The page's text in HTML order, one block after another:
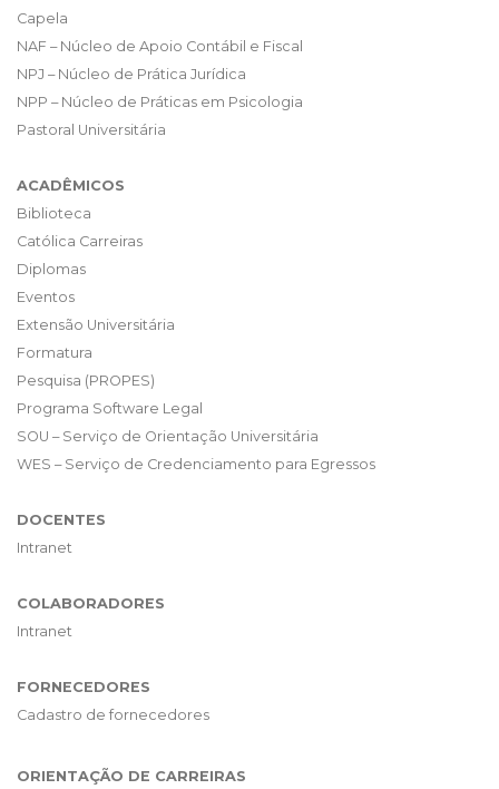
Capela
NAF – Núcleo de Apoio Contábil e Fiscal
NPJ – Núcleo de Prática Jurídica
NPP – Núcleo de Práticas em Psicologia
Pastoral Universitária
ACADÊMICOS
Biblioteca
Católica Carreiras
Diplomas
Eventos
Extensão Universitária
Formatura
Pesquisa (PROPES)
Programa Software Legal
SOU – Serviço de Orientação Universitária
WES – Serviço de Credenciamento para Egressos
DOCENTES
Intranet
COLABORADORES
Intranet
FORNECEDORES
Cadastro de fornecedores
ORIENTAÇÃO DE CARREIRAS